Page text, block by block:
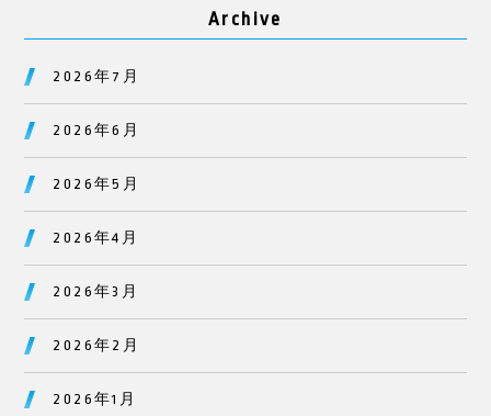
Archive
2026年7月
2026年6月
2026年5月
2026年4月
2026年3月
2026年2月
2026年1月